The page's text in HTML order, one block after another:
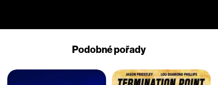
Podobné pořady